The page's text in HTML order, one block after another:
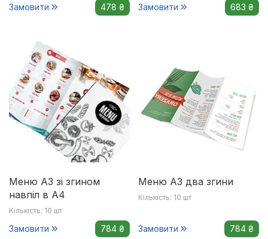
Замовити 478 ₴ Замовити 683 ₴
Меню А3 зі згином
навпіл в А4
Кількість: 10 шт
Замовити 784 ₴
Меню А3 два згини
Кількість: 10 шт
Замовити 784 ₴